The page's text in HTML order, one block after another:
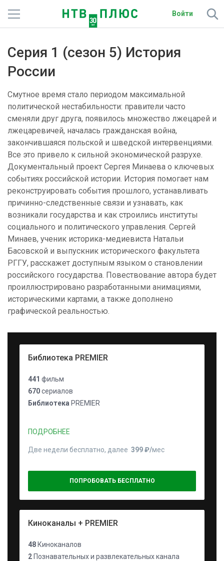
Войти
Фильмы и сериалы
Подписки
Радио
Спутниковым абонентам
О сайте
Активировать промокод
Серия 1 (сезон 5) История
России
Смутное время стало периодом максимальной
политической нестабильности: правители часто
сменяли друг друга, появилось множество лжецарей и
лжецаревичей, началась гражданская война,
закончившаяся польской и шведской интервенциями.
Все это привело к сильной экономической разрухе.
Документальный проект Сергея Минаева о ключевых
событиях российской истории. История помогает нам
реконструировать события прошлого, устанавливать
причинно-следственные связи и узнавать, как
возникали государства и как строились институты
социального и политического управления. Сергей
Минаев, ученик историка-медиевиста Натальи
Басовской и выпускник исторического факультета
РГГУ, расскажет доступным языком о становлении
российского государства. Повествование автора будет
проиллюстрировано разработанными анимациями,
историческими картами, а также дополнено
графической реальностью.
Библиотека PREMIER
441 фильм
670сериалов
Библиотека PREMIER
ПОДРОБНЕЕ
Две недели бесплатно, далее 399 ₽⁠/⁠мес
ПОПРОБОВАТЬ БЕСПЛАТНО
Киноканалы + PREMIER
48 Киноканалов
2 Познавательных и развлекательных канала